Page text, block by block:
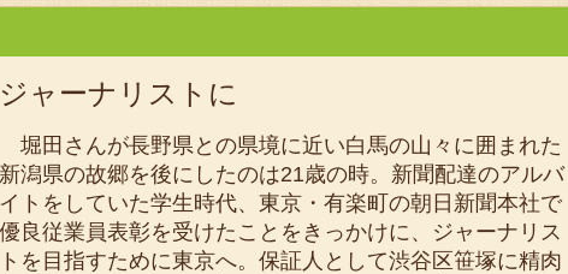
ジャーナリストに
堀田さんが長野県との県境に近い白馬の山々に囲まれた
新潟県の故郷を後にしたのは21歳の時。新聞配達のアルバ
イトをしていた学生時代、東京・有楽町の朝日新聞本社で
優良従業員表彰を受けたことをきっかけに、ジャーナリス
トを目指すために東京へ。保証人として渋谷区笹塚に精肉